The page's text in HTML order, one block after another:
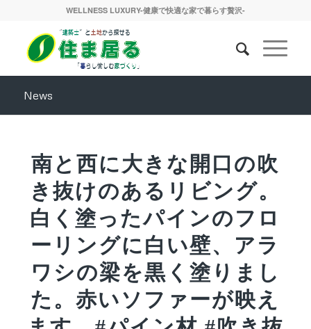
WELLNESS LUXURY-健康で快適な家で暮らす贅沢-
News
南と西に大きな開口の吹
き抜けのあるリビング。
白く塗ったパインのフロ
ーリングに白い壁、アラ
ワシの梁を黒く塗りまし
た。赤いソファーが映え